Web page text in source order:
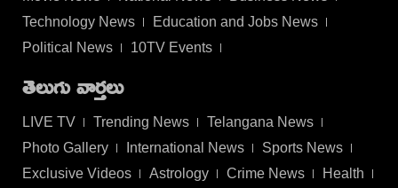
Technology News
Education and Jobs News
Political News
10TV Events
తెలుగు వార్తలు
LIVE TV Trending News
Telangana News
Photo Gallery
International News
Sports News
Exclusive Videos
Astrology Crime News Health